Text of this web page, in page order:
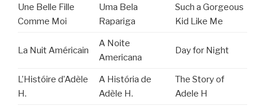
Une Belle Fille
Comme Moi
Uma Bela
Rapariga
Such a Gorgeous
Kid Like Me
La Nuit Américain
A Noite
Americana
Day for Night
L’Históire d’Adèle
H.
A História de
Adèle H.
The Story of
Adele H